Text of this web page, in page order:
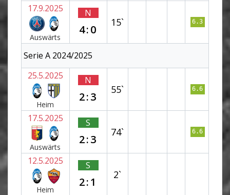
17.9.2025
Auswärts
N
4:0
15` 6.3
Serie A 2024/2025
25.5.2025
Heim
N
2:3
55` 6.6
17.5.2025
Auswärts
S
2:3
74` 6.6
12.5.2025
Heim
S
2:1
2`